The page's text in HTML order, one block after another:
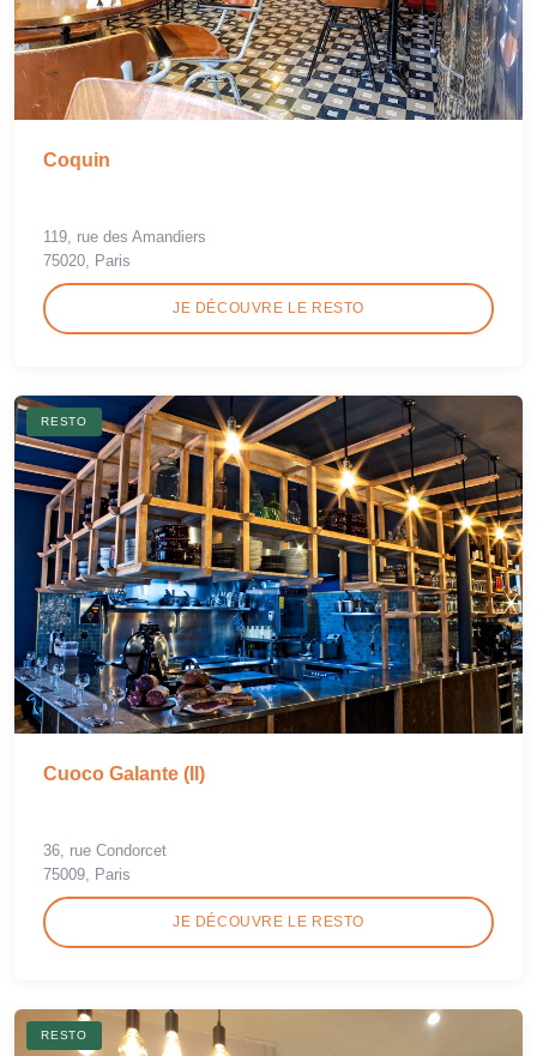
Coquin
119, rue des Amandiers
75020, Paris
JE DÉCOUVRE LE RESTO
RESTO
Cuoco Galante (Il)
36, rue Condorcet
75009, Paris
JE DÉCOUVRE LE RESTO
RESTO